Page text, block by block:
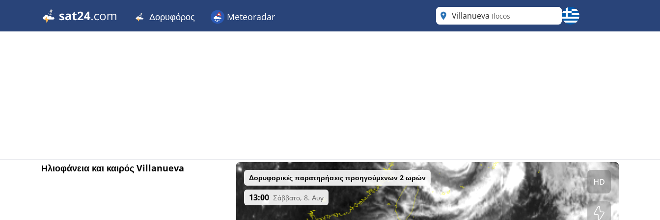
Δορυφόρος Meteoradar Villanueva Ilocos
Ηλιοφάνεια και καιρός Villanueva
Δορυφορικές παρατηρήσεις προηγούμενων 2 ωρών
13:00 Σάββατο, 8. Αυγ